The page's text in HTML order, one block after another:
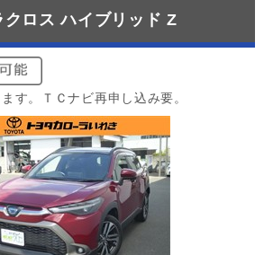
クロス ハイブリッド Z
す。ＴＣナビ再申し込み要。